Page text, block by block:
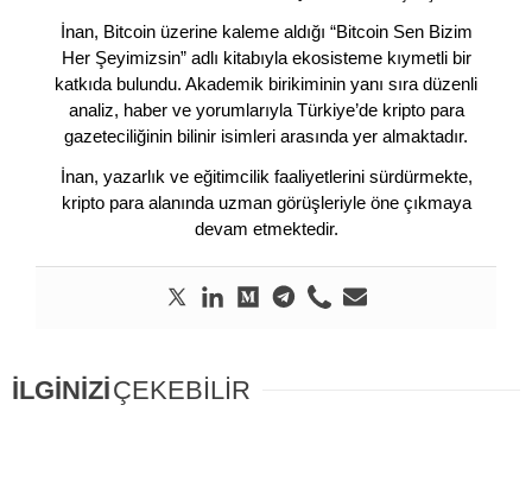
İnan, Bitcoin üzerine kaleme aldığı “Bitcoin Sen Bizim
Her Şeyimizsin” adlı kitabıyla ekosisteme kıymetli bir
katkıda bulundu. Akademik birikiminin yanı sıra düzenli
analiz, haber ve yorumlarıyla Türkiye’de kripto para
gazeteciliğinin bilinir isimleri arasında yer almaktadır.
İnan, yazarlık ve eğitimcilik faaliyetlerini sürdürmekte,
kripto para alanında uzman görüşleriyle öne çıkmaya
devam etmektedir.
İLGİNİZİÇEKEBİLİR